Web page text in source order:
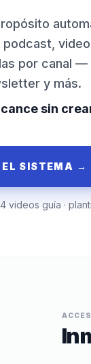
por canal —
y más.
sin
EL SISTEMA →
videos guía ·